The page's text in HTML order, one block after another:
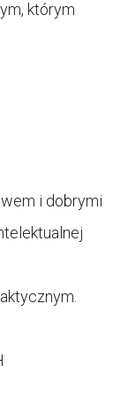
którym
i dobrymi